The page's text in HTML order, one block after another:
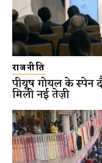
राजनीति
पीयूष गोयल के स्पेन
मिली नई तेज़ी